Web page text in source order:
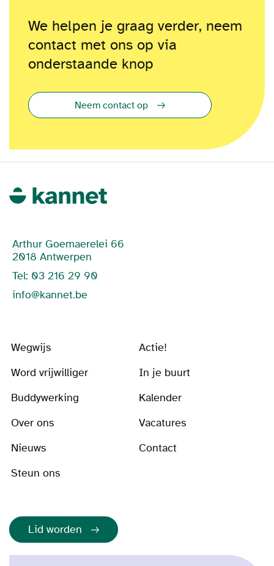
We helpen je graag verder, neem
contact met ons op via
onderstaande knop
Neem contact op
Arthur Goemaerelei 66
2018 Antwerpen
Tel: 03 216 29 90
info@kannet.be
Wegwijs
Actie!
Word vrijwilliger
In je buurt
Buddywerking
Kalender
Over ons
Vacatures
Nieuws
Contact
Steun ons
Lid worden